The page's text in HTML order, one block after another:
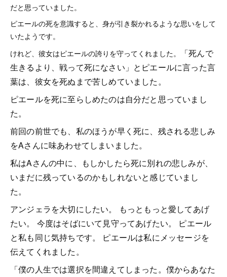
だと思っていました。
ピエールの死を意識すると、身が引き裂かれるような思いをして
いたようです。
けれど、彼女はピエールの誇りを守ってくれました。
「死んで
生きるより、戦って死になさい」とピエールに言った言
葉は、彼女を死ぬまで苦しめていました。
ピエールを死に至らしめたのは自分だと思っていまし
た。
前回の前世でも、私のほうが早く死に、残される悲しみ
をAさんに味あわせてしまいました。
私はAさんの中に、もしかしたら死に別れの悲しみが、
いまだに残っているのかもしれないと感じていまし
た。
アンジェラを大切にしたい。 もっともっと愛してあげ
たい。 今度はそばにいて見守ってあげたい。 ピエール
と私も同じ気持ちです。 ピエールは私にメッセージを
伝えてくれました。
「僕の人生では選択を間違えてしまった。僕からあなた